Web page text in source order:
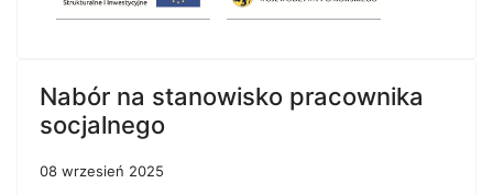
Nabór na stanowisko pracownika
socjalnego
08 wrzesień 2025